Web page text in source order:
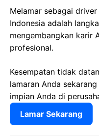
Melamar sebagai
Indonesia adalah
mengembangkan karir
profesional.
Kesempatan tidak
lamaran Anda
impian Anda di
Lamar Sekarang